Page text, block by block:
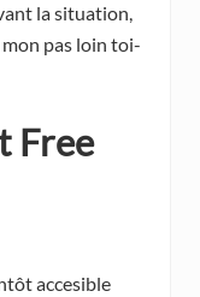
la situation,
pas loin toi-
Free
accesible